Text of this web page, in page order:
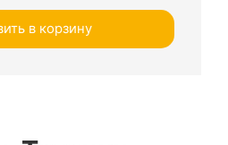
в корзину